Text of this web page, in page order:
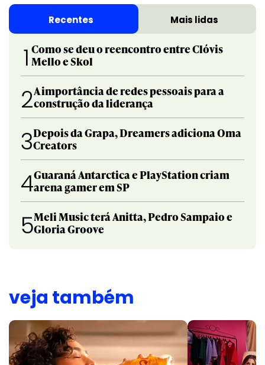
Recentes Mais lidas
1 Como se deu o reencontro entre Clóvis
Mello e Skol
2A importância de redes pessoais para a
construção da liderança
3Depois da Grapa, Dreamers adiciona Oma
Creators
4Guaraná Antarctica e PlayStation criam
arena gamer em SP
5Meli Music terá Anitta, Pedro Sampaio e
Gloria Groove
veja também